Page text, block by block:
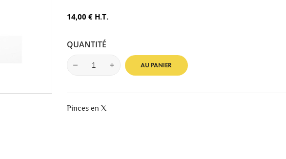
14,00 € H.T.
QUANTITÉ
AU PANIER
Pinces en X